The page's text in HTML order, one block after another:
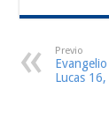
Previo
Lucas